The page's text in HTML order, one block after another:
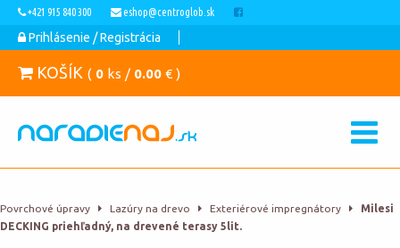
+421 915 840 300 eshop@centroglob.sk
Prihlásenie / Registrácia
KOŠÍK ( 0 ks / 0.00 € )
Povrchové úpravy Lazúry na drevo Exteriérové impregnátory
Milesi
DECKING priehľadný, na drevené terasy 5lit.